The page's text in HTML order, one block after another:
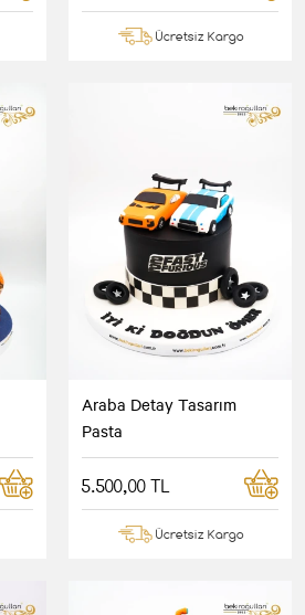
Ücretsiz Kargo
Araba Detay Tasarım
Pasta
5.500,00 TL
Ücretsiz Kargo